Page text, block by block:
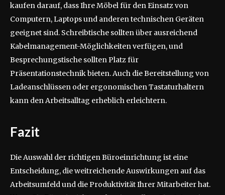
kaufen darauf, dass Ihre Möbel für den Einsatz von
Computern, Laptops und anderen technischen Geräten
geeignet sind. Schreibtische sollten über ausreichend
Kabelmanagement-Möglichkeiten verfügen, und
Besprechungstische sollten Platz für
Präsentationstechnik bieten. Auch die Bereitstellung von
Ladeanschlüssen oder ergonomischen Tastaturhaltern
kann den Arbeitsalltag erheblich erleichtern.
Fazit
Die Auswahl der richtigen Büroeinrichtung ist eine
Entscheidung, die weitreichende Auswirkungen auf das
Arbeitsumfeld und die Produktivität Ihrer Mitarbeiter hat.